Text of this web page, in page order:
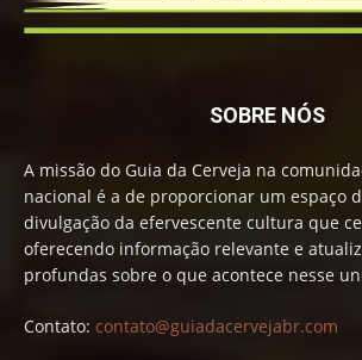
SOBRE NÓS
A missão do Guia da Cerveja na
nacional é a de proporcionar um espaço
divulgação da efervescente cultura que
oferecendo informação relevante e
profundas sobre o que acontece nesse
Contato: contato@guiadacervejabr.com